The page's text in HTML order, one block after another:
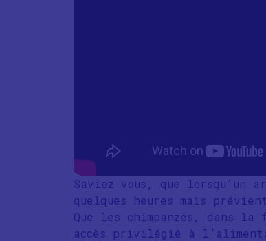
Saviez vous, que lorsqu’un
quelques heures mais
Que les chimpanzés, dans
accès privilégié à